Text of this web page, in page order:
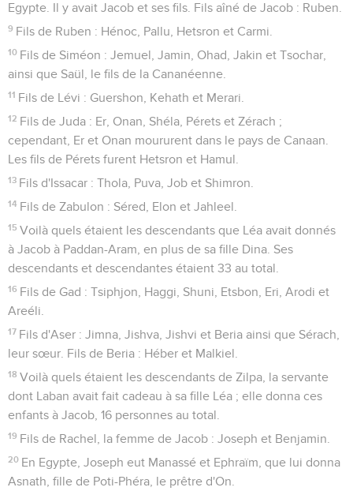
Egypte. Il y avait Jacob et ses fils. Fils aîné de Jacob : Ruben.
9 Fils de Ruben : Hénoc, Pallu, Hetsron et Carmi.
10 Fils de Siméon : Jemuel, Jamin, Ohad, Jakin et Tsochar,
ainsi que Saül, le fils de la Cananéenne.
11 Fils de Lévi : Guershon, Kehath et Merari.
12 Fils de Juda : Er, Onan, Shéla, Pérets et Zérach ;
cependant, Er et Onan moururent dans le pays de Canaan.
Les fils de Pérets furent Hetsron et Hamul.
13 Fils d'Issacar : Thola, Puva, Job et Shimron.
14 Fils de Zabulon : Séred, Elon et Jahleel.
15 Voilà quels étaient les descendants que Léa avait donnés
à Jacob à Paddan-Aram, en plus de sa fille Dina. Ses
descendants et descendantes étaient 33 au total.
16 Fils de Gad : Tsiphjon, Haggi, Shuni, Etsbon, Eri, Arodi et
Areéli.
17 Fils d'Aser : Jimna, Jishva, Jishvi et Beria ainsi que Sérach,
leur sœur. Fils de Beria : Héber et Malkiel.
18 Voilà quels étaient les descendants de Zilpa, la servante
dont Laban avait fait cadeau à sa fille Léa ; elle donna ces
enfants à Jacob, 16 personnes au total.
19 Fils de Rachel, la femme de Jacob : Joseph et Benjamin.
20 En Egypte, Joseph eut Manassé et Ephraïm, que lui donna
Asnath, fille de Poti-Phéra, le prêtre d'On.